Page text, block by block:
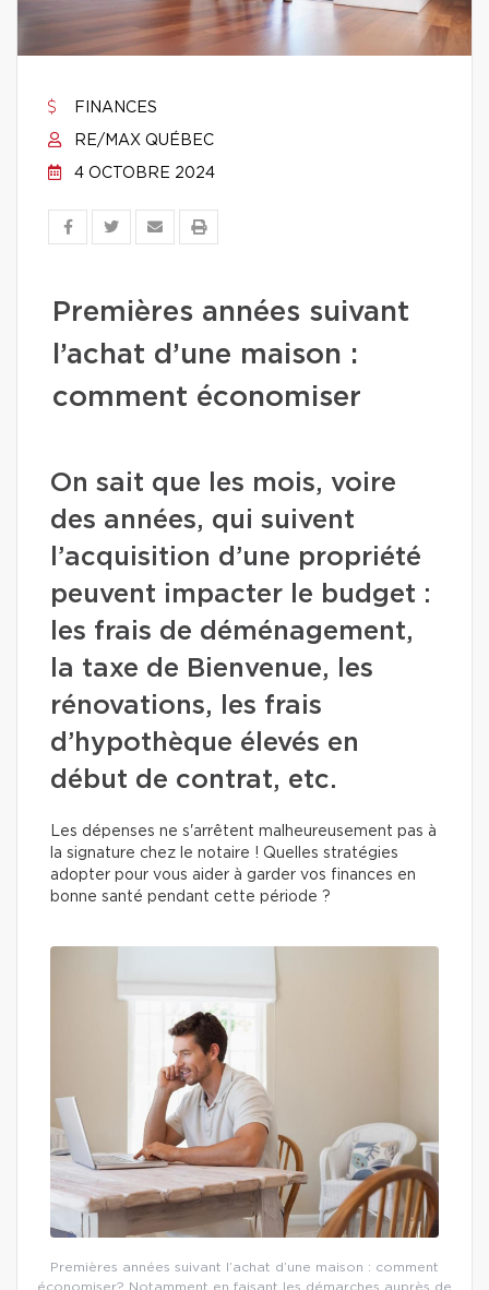
FINANCES
RE/MAX QUÉBEC
4 OCTOBRE 2024
Premières années suivant
l’achat d’une maison :
comment économiser
On sait que les mois, voire
des années, qui suivent
l’acquisition d’une propriété
peuvent impacter le budget :
les frais de déménagement,
la taxe de Bienvenue, les
rénovations, les frais
d’hypothèque élevés en
début de contrat, etc.
Les dépenses ne s'arrêtent malheureusement pas à
la signature chez le notaire ! Quelles stratégies
adopter pour vous aider à garder vos finances en
bonne santé pendant cette période ?
Premières années suivant l’achat d’une maison : comment
économiser? Notamment en faisant les démarches auprès de